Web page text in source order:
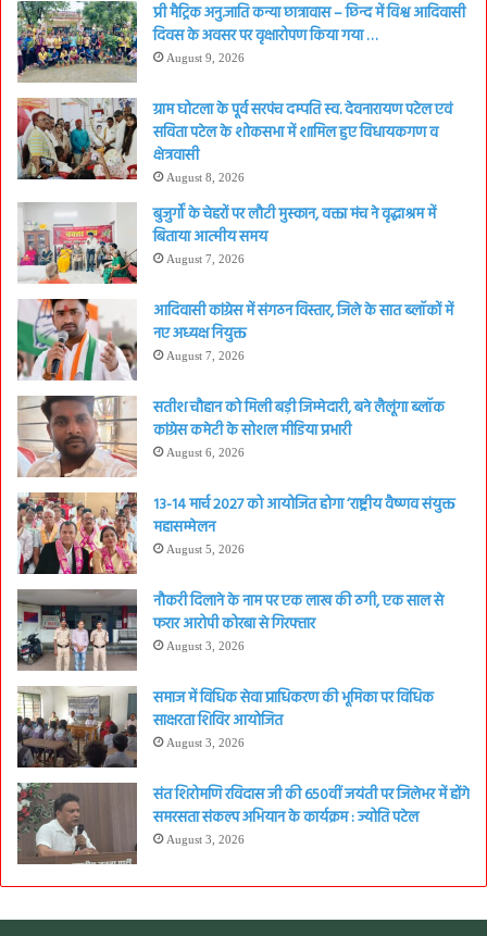
प्री मैट्रिक अनु.जाति कन्या छात्रावास – छिन्द में विश्व आदिवासी
दिवस के अवसर पर वृक्षारोपण किया गया …
August 9, 2026
ग्राम घोटला के पूर्व सरपंच दम्पति स्व. देवनारायण पटेल एवं
सविता पटेल के शोकसभा में शामिल हुए विधायकगण व
क्षेत्रवासी
August 8, 2026
बुजुर्गों के चेहरों पर लौटी मुस्कान, वक्ता मंच ने वृद्धाश्रम में
बिताया आत्मीय समय
August 7, 2026
आदिवासी कांग्रेस में संगठन विस्तार, जिले के सात ब्लॉकों में
नए अध्यक्ष नियुक्त
August 7, 2026
सतीश चौहान को मिली बड़ी जिम्मेदारी, बने लैलूंगा ब्लॉक
कांग्रेस कमेटी के सोशल मीडिया प्रभारी
August 6, 2026
13-14 मार्च 2027 को आयोजित होगा ‘राष्ट्रीय वैष्णव संयुक्त
महासम्मेलन
August 5, 2026
नौकरी दिलाने के नाम पर एक लाख की ठगी, एक साल से
फरार आरोपी कोरबा से गिरफ्तार
August 3, 2026
समाज में विधिक सेवा प्राधिकरण की भूमिका पर विधिक
साक्षरता शिविर आयोजित
August 3, 2026
संत शिरोमणि रविदास जी की 650वीं जयंती पर जिलेभर में होंगे
समरसता संकल्प अभियान के कार्यक्रम : ज्योति पटेल
August 3, 2026